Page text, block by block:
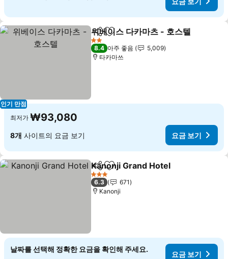
인기 만점
공유 즐겨찾기에 추가
위베이스 다카마츠 - 호스텔
2 성급
8.4 아주 좋음
5,009
타카마쓰
최저가 ₩93,080
8개 사이트의 요금 보기 요금 보기
공유 즐겨찾기에 추가
Kanonji Grand Hotel
3 성급
6.3
671
Kanonji
날짜를 선택해 정확한 요금을 확인해 주세요.
요금 보기